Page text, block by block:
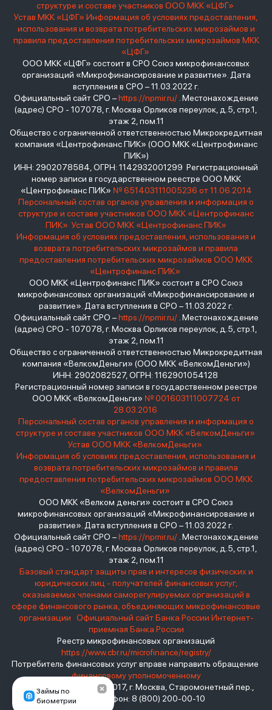
Займы по
биометрии
структуре и составе участников ООО МКК «ЦФГ»
Устав МКК «ЦФГ» Информация об условиях предоставления,
использования и возврата потребительских микрозаймов и
правила предоставления потребительских микрозаймов МКК
«ЦФГ»
ООО МКК «ЦФГ» состоит в СРО Союз микрофинансовых
организаций «Микрофинансирование и развитие». Дата
вступления в СРО – 11.03.2022 г.
Официальный сайт СРО –https://npmir.ru/. Местонахождение
(адрес) СРО - 107078, г. Москва Орликов переулок, д.5, стр.1,
этаж 2, пом.11
Общество с ограниченной ответственностью Микрокредитная
компания «Центрофинанс ПИК» (ООО МКК «Центрофинанс
ПИК»)
ИНН: 2902078584, ОГРН: 1142932001299 Регистрационный
номер записи в государственном реестре ООО МКК
«Центрофинанс ПИК» № 651403111005236 от 11.06.2014
Персональный состав органов управления и информация о
структуре и составе участников ООО МКК «Центрофинанс
ПИК» Устав ООО МКК «Центрофинанс ПИК»
Информация об условиях предоставления, использования и
возврата потребительских микрозаймов и правила
предоставления потребительских микрозаймов ООО МКК
«Центрофинанс ПИК»
ООО МКК «Центрофинанс ПИК» состоит в СРО Союз
микрофинансовых организаций «Микрофинансирование и
развитие». Дата вступления в СРО – 11.03.2022 г.
Официальный сайт СРО –https://npmir.ru/. Местонахождение
(адрес) СРО - 107078, г. Москва Орликов переулок, д.5, стр.1,
этаж 2, пом.11
Общество с ограниченной ответственностью Микрокредитная
компания «ВелкомДеньги» (ООО МКК «ВелкомДеньги»)
ИНН: 2902082527, ОГРН: 1162901054128
Регистрационный номер записи в государственном реестре
ООО МКК «ВелкомДеньги» № 001603111007724 от
28.03.2016
Персональный состав органов управления и информация о
структуре и составе участников ООО МКК «ВелкомДеньги»
Устав ООО МКК «ВелкомДеньги»
Информация об условиях предоставления, использования и
возврата потребительских микрозаймов и правила
предоставления потребительских микрозаймов ООО МКК
«ВелкомДеньги»
ООО МКК «Велком деньги» состоит в СРО Союз
микрофинансовых организаций «Микрофинансирование и
развитие». Дата вступления в СРО – 11.03.2022 г.
Официальный сайт СРО –https://npmir.ru/. Местонахождение
(адрес) СРО - 107078, г. Москва Орликов переулок, д.5, стр.1,
этаж 2, пом.11
Базовый стандарт защиты прав и интересов физических и
юридических лиц - получателей финансовых услуг,
оказываемых членами саморегулируемых организаций в
сфере финансового рынка, объединяющих микрофинансовые
организации
Официальный сайт Банка России Интернет-
приемная Банка России
Реестр микрофинансовых организаций
https://www.cbr.ru/microfinance/registry/
Потребитель финансовых услуг вправе направить обращение
финансовому уполномоченному
Место нахождения: 119017, г. Москва, Старомонетный пер.,
дом 3 Телефон: 8 (800) 200-00-10